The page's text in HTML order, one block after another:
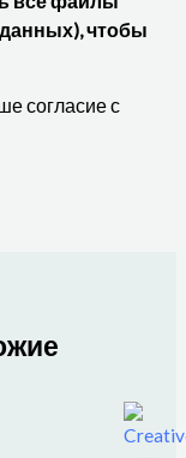
чтобы
согласие с